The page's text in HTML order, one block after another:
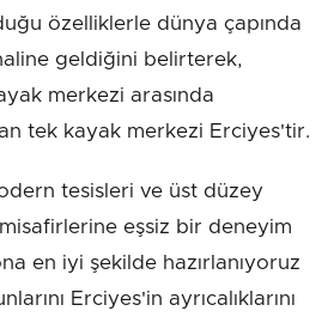
özelliklerle dünya çapında
geldiğini belirterek,
merkezi arasında
tek kayak merkezi Erciyes'tir.
tesisleri ve üst düzey
misafirlerine eşsiz bir deneyim
en iyi şekilde hazırlanıyoruz
Erciyes'in ayrıcalıklarını